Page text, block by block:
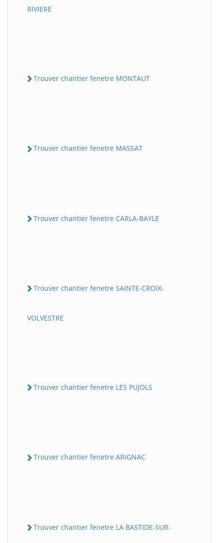
RIVIERE
Trouver chantier fenetre MONTAUT
Trouver chantier fenetre MASSAT
Trouver chantier fenetre CARLA-BAYLE
Trouver chantier fenetre SAINTE-CROIX-
VOLVESTRE
Trouver chantier fenetre LES PUJOLS
Trouver chantier fenetre ARIGNAC
Trouver chantier fenetre LA BASTIDE-SUR-